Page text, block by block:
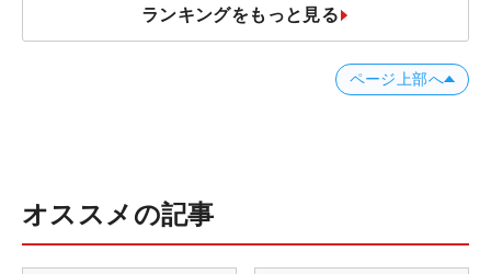
ランキングをもっと見る
ページ上部へ
オススメの記事